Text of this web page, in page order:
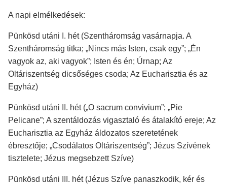
A napi elmélkedések:
Pünkösd utáni I. hét (Szentháromság vasárnapja. A
Szentháromság titka; „Nincs más Isten, csak egy”; „Én
vagyok az, aki vagyok”; Isten és én; Úrnap; Az
Oltáriszentség dicsőséges csoda; Az Eucharisztia és az
Egyház)
Pünkösd utáni II. hét („O sacrum convivium”; „Pie
Pelicane”; A szentáldozás vigasztaló és átalakító ereje; Az
Eucharisztia az Egyház áldozatos szeretetének
ébresztője; „Csodálatos Oltáriszentség”; Jézus Szívének
tisztelete; Jézus megsebzett Szíve)
Pünkösd utáni III. hét (Jézus Szíve panaszkodik, kér és